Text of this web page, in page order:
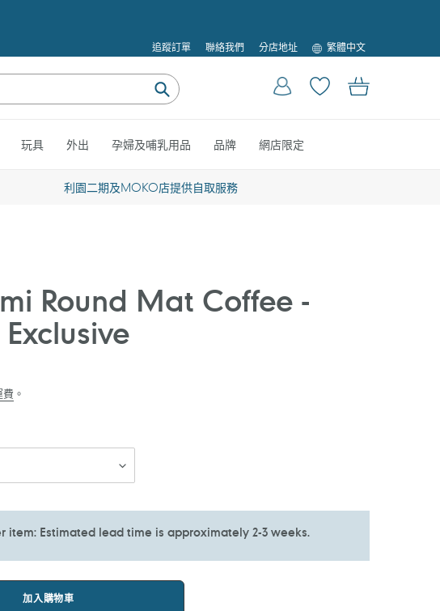
追蹤訂單 聯絡我們 分店地址
語
言
繁體中文
提
登入 購物車
玩具 外出 孕婦及哺乳用品 品牌 網店限定
利園二期及MOKO店提供自取服務
Round Mat Coffee -
費 。
item: Estimated lead time is approximately 2-3 weeks.
加入購物車